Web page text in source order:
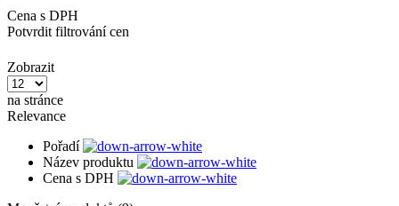
Cena s DPH
Potvrdit filtrování cen
Zobrazit
na stránce
Relevance
Pořadí
Název produktu
Cena s DPH